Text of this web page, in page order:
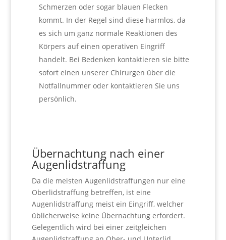
Schmerzen oder sogar blauen Flecken
kommt. In der Regel sind diese harmlos, da
es sich um ganz normale Reaktionen des
Körpers auf einen operativen Eingriff
handelt. Bei Bedenken kontaktieren sie bitte
sofort einen unserer Chirurgen über die
Notfallnummer oder kontaktieren Sie uns
persönlich.
Übernachtung nach einer
Augenlidstraffung
Da die meisten Augenlidstraffungen nur eine
Oberlidstraffung betreffen, ist eine
Augenlidstraffung meist ein Eingriff, welcher
üblicherweise keine Übernachtung erfordert.
Gelegentlich wird bei einer zeitgleichen